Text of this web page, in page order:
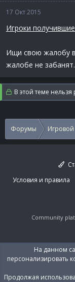
17 Окт 2015
Игроки
Ищи свою жалобу
жалобе не
В этой теме
Форумы
Условия и правила
Community
На данном
персонализировать
Продолжая